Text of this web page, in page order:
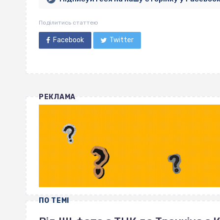
Поділитись статтею
Facebook Twitter
РЕКЛАМА
ПО ТЕМІ